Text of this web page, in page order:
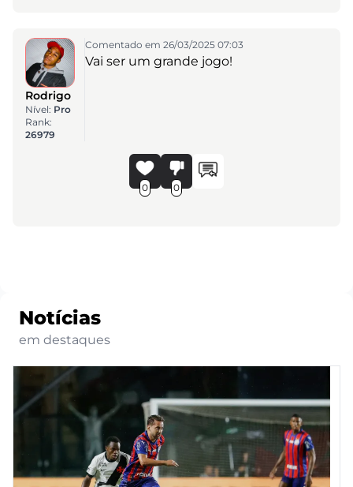
Rodrigo
Nível: Pro
Rank:
26979
Comentado em 26/03/2025 07:03
Vai ser um grande jogo!
0 0
Notícias
em destaques